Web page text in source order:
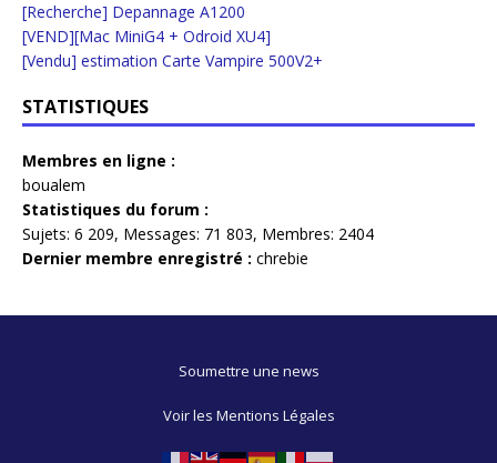
[Recherche] Depannage A1200
[VEND][Mac MiniG4 + Odroid XU4]
[Vendu] estimation Carte Vampire 500V2+
STATISTIQUES
Membres en ligne :
boualem
Statistiques du forum :
Sujets: 6 209, Messages: 71 803, Membres: 2404
Dernier membre enregistré : chrebie
Soumettre une news
Voir les Mentions Légales